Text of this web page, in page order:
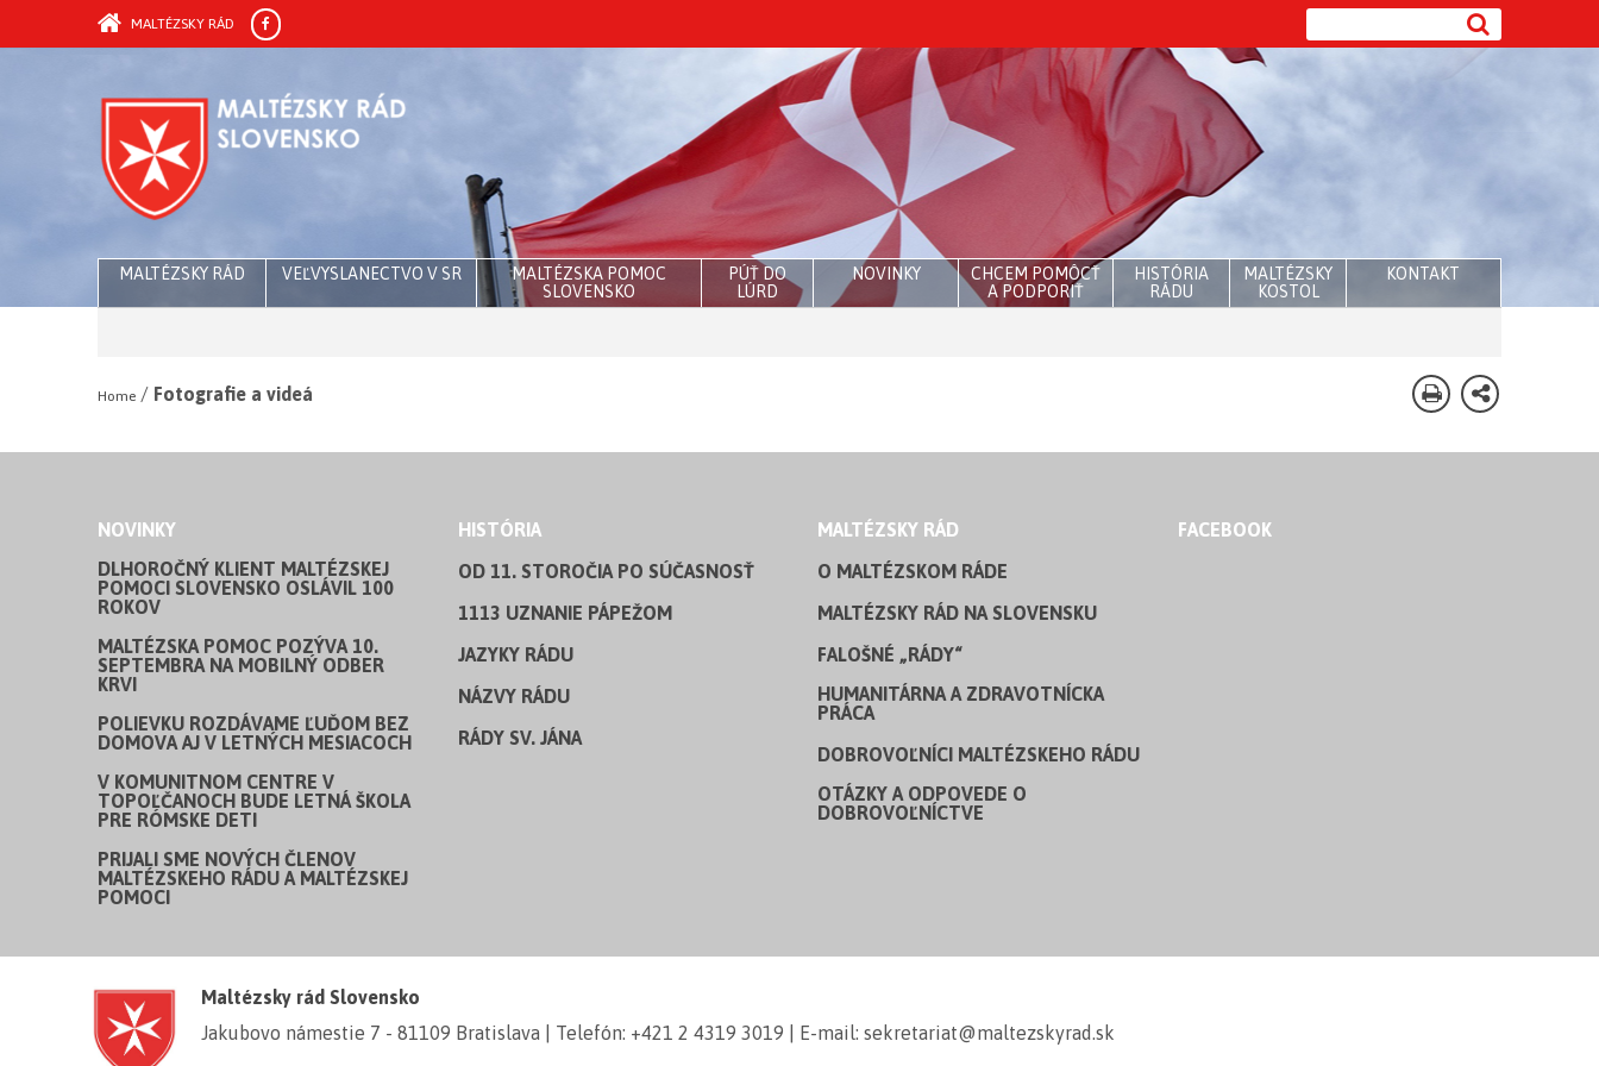
MALTÉZSKY RÁD
MALTÉZSKY RÁD VEĽVYSLANECTVO V SR
MALTÉZSKA POMOC
SLOVENSKO
PÚŤ DO
LÚRD
NOVINKY
CHCEM POMÔCŤ
A PODPORIŤ
HISTÓRIA
RÁDU
MALTÉZSKY
KOSTOL
KONTAKT
Home / Fotografie a videá
NOVINKY
DLHOROČNÝ KLIENT MALTÉZSKEJ
POMOCI SLOVENSKO OSLÁVIL 100
ROKOV
MALTÉZSKA POMOC POZÝVA 10.
SEPTEMBRA NA MOBILNÝ ODBER
KRVI
POLIEVKU ROZDÁVAME ĽUĎOM BEZ
DOMOVA AJ V LETNÝCH MESIACOCH
V KOMUNITNOM CENTRE V
TOPOĽČANOCH BUDE LETNÁ ŠKOLA
PRE RÓMSKE DETI
PRIJALI SME NOVÝCH ČLENOV
MALTÉZSKEHO RÁDU A MALTÉZSKEJ
POMOCI
HISTÓRIA
OD 11. STOROČIA PO SÚČASNOSŤ
1113 UZNANIE PÁPEŽOM
JAZYKY RÁDU
NÁZVY RÁDU
RÁDY SV. JÁNA
MALTÉZSKY RÁD
O MALTÉZSKOM RÁDE
MALTÉZSKY RÁD NA SLOVENSKU
FALOŠNÉ „RÁDY“
HUMANITÁRNA A ZDRAVOTNÍCKA
PRÁCA
DOBROVOĽNÍCI MALTÉZSKEHO RÁDU
OTÁZKY A ODPOVEDE O
DOBROVOĽNÍCTVE
FACEBOOK
Maltézsky rád Slovensko
Jakubovo námestie 7 - 81109 Bratislava | Telefón: +421 2 4319 3019 | E-mail: sekretariat@maltezskyrad.sk